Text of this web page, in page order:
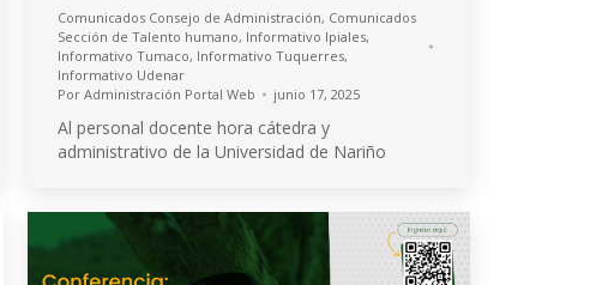
Comunicados Consejo de Administración, Comunicados
Sección de Talento humano, Informativo Ipiales,
Informativo Tumaco, Informativo Tuquerres,
Informativo Udenar
Por Administración Portal Web junio 17, 2025
Al personal docente hora cátedra y
administrativo de la Universidad de Nariño